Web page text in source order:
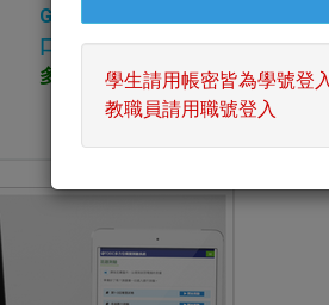
GEPT模擬測驗
口說測驗系統
多益訓練課程(試用) 單
學生請用帳密皆為學號登
教職員請用職號登入